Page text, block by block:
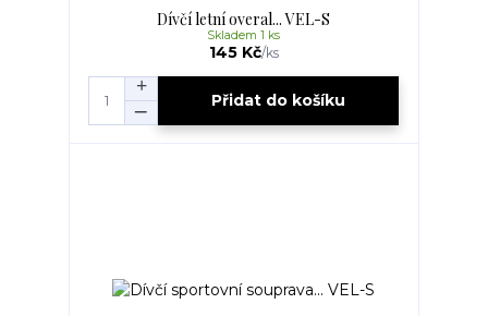
Dívčí letní overal... VEL-S
145 Kč/ks
Skladem 1 ks
Přidat do košíku